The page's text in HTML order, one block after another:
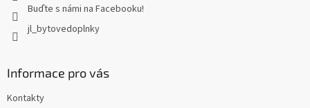
Buďte s námi na Facebooku!
jl_bytovedoplnky
Informace pro vás
Kontakty